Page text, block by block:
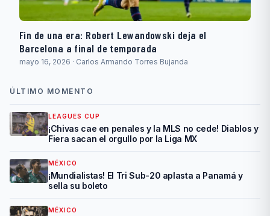
Fin de una era: Robert Lewandowski deja el
Barcelona a final de temporada
mayo 16, 2026 · Carlos Armando Torres Bujanda
ÚLTIMO MOMENTO
LEAGUES CUP
¡Chivas cae en penales y la MLS no cede! Diablos y
Fiera sacan el orgullo por la Liga MX
MÉXICO
¡Mundialistas! El Tri Sub-20 aplasta a Panamá y
sella su boleto
MÉXICO